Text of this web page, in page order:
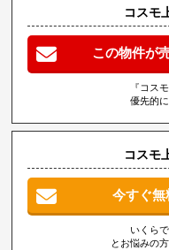
コスモ
この物件が
『コス
優先的
コスモ
今すぐ
いくら
とお悩みの